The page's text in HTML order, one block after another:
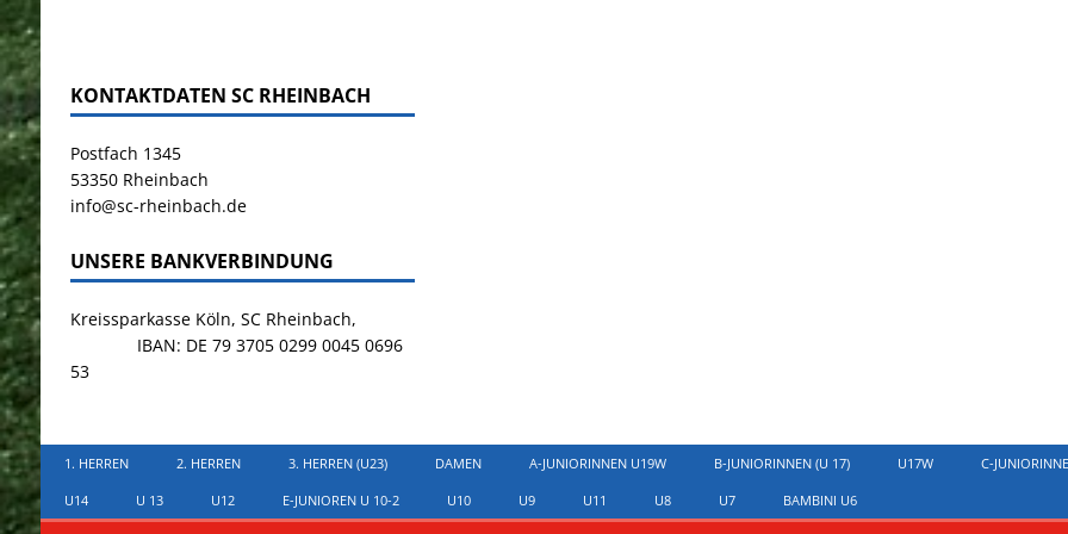
KONTAKTDATEN SC RHEINBACH
Postfach 1345
53350 Rheinbach
info@sc-rheinbach.de
UNSERE BANKVERBINDUNG
Kreissparkasse Köln, SC Rheinbach,
IBAN: DE 79 3705 0299 0045 0696
53
1. HERREN 2. HERREN 3. HERREN (U23) DAMEN A-JUNIORINNEN U19W B-JUNIORINNEN (U 17) U17W C-
U14 U 13 U12 E-JUNIOREN U 10-2 U10 U9 U11 U8 U7 BAMBINI U6